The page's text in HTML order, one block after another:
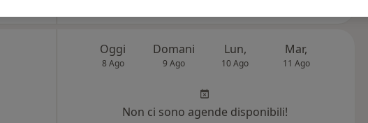
Oggi
8 Ago
Domani
9 Ago
Lun,
10 Ago
Mar,
11 Ago
Non ci sono agende disponibili!